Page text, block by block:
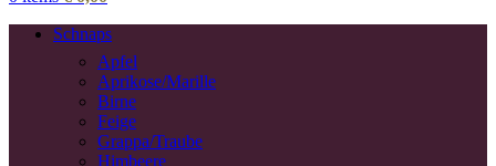
Schnaps
Apfel
Aprikose/Marille
Birne
Feige
Grappa/Traube
Himbeere